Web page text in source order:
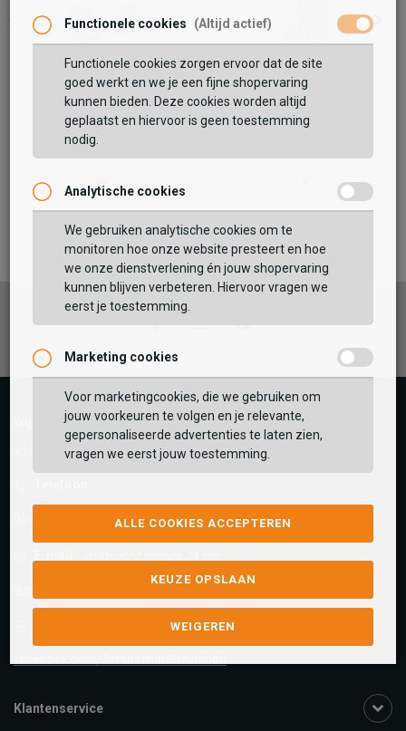
Magic Step
8,99
Maat: ONE
TOEVOEGEN AAN WINKELTAS
GEBRUIK MIJN LOCATIE
Zoek op postcode of gebruik jouw locatie om de
voorraad in een van onze winkels te bekijken.
Bergal
Antislip
4,99
Bergal
Thermo
BEKIJK WINKELTAS
VERDER WINKELEN
Vaak samen gekocht met
Facebook
Wij helpen je graag!
Klantenservice is gesloten
Klantenservice
Functionele cookies (Altijd actief)
Functionele cookies zorgen ervoor dat de site
goed werkt en we je een fijne shopervaring
kunnen bieden. Deze cookies worden altijd
geplaatst en hiervoor is geen toestemming
nodig.
Analytische cookies
We gebruiken analytische cookies om te
monitoren hoe onze website presteert en hoe
we onze dienstverlening én jouw shopervaring
kunnen blijven verbeteren. Hiervoor vragen we
eerst je toestemming.
Marketing cookies
Voor marketingcookies, die we gebruiken om
jouw voorkeuren te volgen en je relevante,
gepersonaliseerde advertenties te laten zien,
vragen we eerst jouw toestemming.
ALLE COOKIES ACCEPTEREN
KEUZE OPSLAAN
WEIGEREN